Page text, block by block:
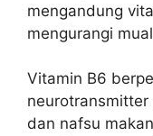
mengandung
mengurangi
Vitamin B6
dan nafsu